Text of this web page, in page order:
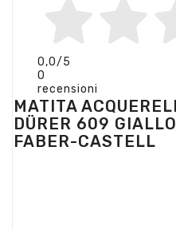
0,0/5
0
recensioni
MATITA
DÜRER 609 GIALLO
FABER-CASTELL